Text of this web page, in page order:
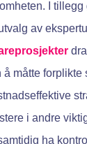
I tillegg
av
måtte forplikte
i andre
ha